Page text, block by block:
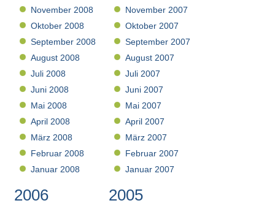
November 2008
Oktober 2008
September 2008
August 2008
Juli 2008
Juni 2008
Mai 2008
April 2008
März 2008
Februar 2008
Januar 2008
November 2007
Oktober 2007
September 2007
August 2007
Juli 2007
Juni 2007
Mai 2007
April 2007
März 2007
Februar 2007
Januar 2007
2006 2005